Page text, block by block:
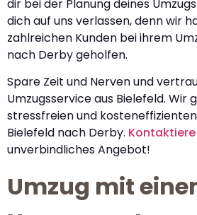
dir bei der Planung deines
dich auf uns verlassen, denn wir
zahlreichen Kunden bei ihrem
nach Derby geholfen.
Spare Zeit und Nerven und
Umzugsservice aus Bielefeld. Wir
stressfreien und
Bielefeld nach Derby.
unverbindliches Angebot!
Umzug mit